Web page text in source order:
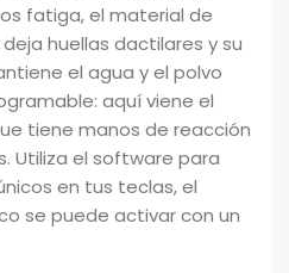
fatiga, el material de
huellas dactilares y su
el agua y el polvo
aquí viene el
tiene manos de reacción
Utiliza el software para
en tus teclas, el
se puede activar con un